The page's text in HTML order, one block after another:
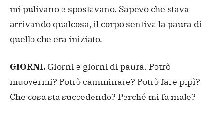
mi pulivano e spostavano. Sapevo che stava
arrivando qualcosa, il corpo sentiva la paura di
quello che era iniziato.
GIORNI. Giorni e giorni di paura. Potrò
muovermi? Potrò camminare? Potrò fare pipì?
Che cosa sta succedendo? Perché mi fa male?